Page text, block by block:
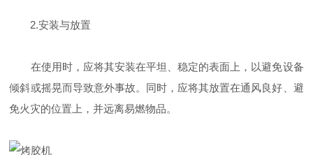
2.安装与放置
在使用时，应将其安装在平坦、稳定的表面上，以避免设备
倾斜或摇晃而导致意外事故。同时，应将其放置在通风良好、避
免火灾的位置上，并远离易燃物品。